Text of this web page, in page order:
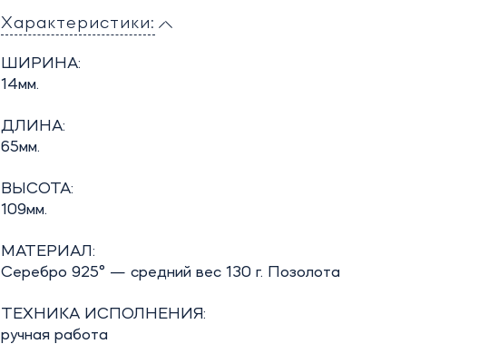
Характеристики:
ШИРИНА:
14мм.
ДЛИНА:
65мм.
ВЫСОТА:
109мм.
МАТЕРИАЛ:
Серебро 925° — средний вес 130 г. Позолота
ТЕХНИКА ИСПОЛНЕНИЯ:
ручная работа